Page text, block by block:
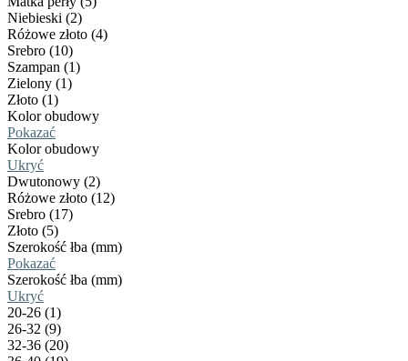
Niebieski (2)
Różowe złoto (4)
Srebro (10)
Szampan (1)
Zielony (1)
Złoto (1)
Kolor obudowy
Pokazać
Kolor obudowy
Ukryć
Dwutonowy (2)
Różowe złoto (12)
Srebro (17)
Złoto (5)
Szerokość łba (mm)
Pokazać
Szerokość łba (mm)
Ukryć
20-26 (1)
26-32 (9)
32-36 (20)